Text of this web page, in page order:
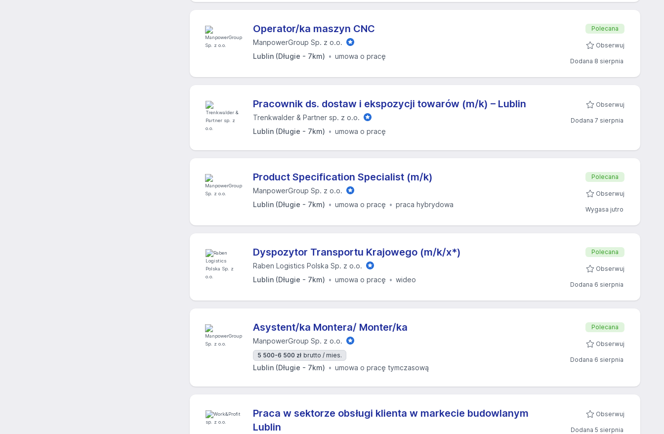
Operator/ka maszyn CNC
ManpowerGroup Sp. z o.o.
Lublin (Długie - 7km)
umowa o pracę
Polecana
Obserwuj
Dodana 8 sierpnia
Pracownik ds. dostaw i ekspozycji towarów (m/k) – Lublin
Trenkwalder & Partner sp. z o.o.
Lublin (Długie - 7km)
umowa o pracę
Obserwuj
Dodana 7 sierpnia
Product Specification Specialist (m/k)
ManpowerGroup Sp. z o.o.
Lublin (Długie - 7km)
umowa o pracę praca hybrydowa
Polecana
Obserwuj
Wygasa jutro
Dyspozytor Transportu Krajowego (m/k/x*)
Raben Logistics Polska Sp. z o.o.
Lublin (Długie - 7km)
umowa o pracę wideo
Polecana
Obserwuj
Dodana 6 sierpnia
Asystent/ka Montera/ Monter/ka
ManpowerGroup Sp. z o.o.
5 500-6 500 zł brutto / mies.
Lublin (Długie - 7km) umowa o pracę tymczasową
Polecana
Obserwuj
Dodana 6 sierpnia
Praca w sektorze obsługi klienta w markecie budowlanym
Lublin
Obserwuj
Dodana 5 sierpnia